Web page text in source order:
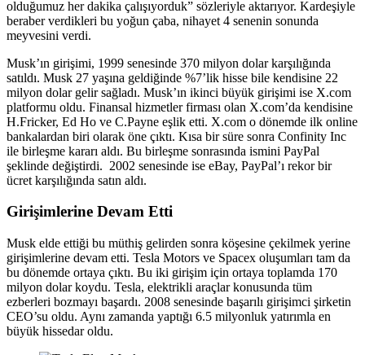
olduğumuz her dakika çalışıyorduk” sözleriyle aktarıyor. Kardeşiyle
beraber verdikleri bu yoğun çaba, nihayet 4 senenin sonunda
meyvesini verdi.
Musk’ın girişimi, 1999 senesinde 370 milyon dolar karşılığında
satıldı. Musk 27 yaşına geldiğinde %7’lik hisse bile kendisine 22
milyon dolar gelir sağladı. Musk’ın ikinci büyük girişimi ise X.com
platformu oldu. Finansal hizmetler firması olan X.com’da kendisine
H.Fricker, Ed Ho ve C.Payne eşlik etti. X.com o dönemde ilk online
bankalardan biri olarak öne çıktı. Kısa bir süre sonra Confinity Inc
ile birleşme kararı aldı. Bu birleşme sonrasında ismini PayPal
şeklinde değiştirdi. 2002 senesinde ise eBay, PayPal’ı rekor bir
ücret karşılığında satın aldı.
Girişimlerine Devam Etti
Musk elde ettiği bu müthiş gelirden sonra köşesine çekilmek yerine
girişimlerine devam etti. Tesla Motors ve Spacex oluşumları tam da
bu dönemde ortaya çıktı. Bu iki girişim için ortaya toplamda 170
milyon dolar koydu. Tesla, elektrikli araçlar konusunda tüm
ezberleri bozmayı başardı. 2008 senesinde başarılı girişimci şirketin
CEO’su oldu. Aynı zamanda yaptığı 6.5 milyonluk yatırımla en
büyük hissedar oldu.